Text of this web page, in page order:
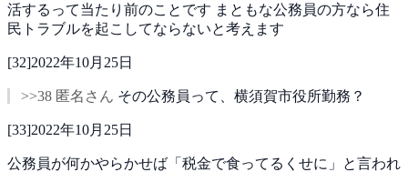
活するって当たり前のことです まともな公務員の方なら住
民トラブルを起こしてならないと考えます
[32]2022年10月25日
>>38 匿名さん その公務員って、横須賀市役所勤務？
[33]2022年10月25日
公務員が何かやらかせば「税金で食ってるくせに」と言われ